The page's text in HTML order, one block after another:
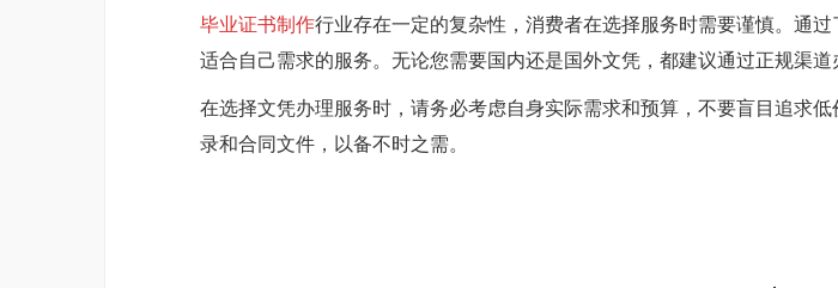
毕业证书制作行业存在一定的复杂性，消费者在选择服务时需要谨慎。通
适合自己需求的服务。无论您需要国内还是国外文凭，都建议通过正规渠道
在选择文凭办理服务时，请务必考虑自身实际需求和预算，不要盲目追求
录和合同文件，以备不时之需。